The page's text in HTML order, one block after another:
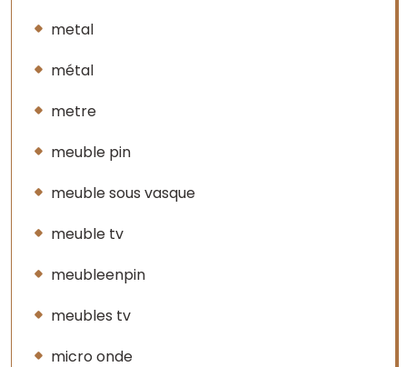
metal
métal
metre
meuble pin
meuble sous vasque
meuble tv
meubleenpin
meubles tv
micro onde